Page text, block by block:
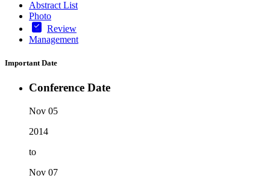
Abstract List
Photo
Review
Management
Important Date
Conference Date
Nov 05
2014
to
Nov 07